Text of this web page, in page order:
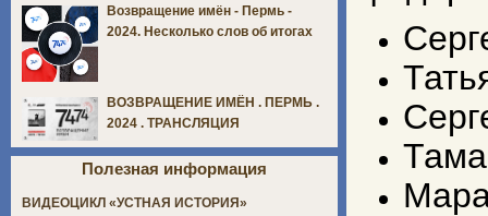
Возвращение имён - Пермь -
2024. Несколько слов об итогах
ВОЗВРАЩЕНИЕ ИМЁН . ПЕРМЬ .
2024 . ТРАНСЛЯЦИЯ
Полезная информация
ВИДЕОЦИКЛ «УСТНАЯ ИСТОРИЯ»